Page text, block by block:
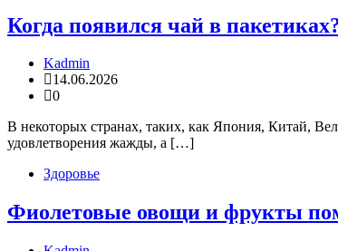
Когда появился чай в
Kadmin
14.06.2026
0
В некоторых странах, таких, как Япония, Китай,
удовлетворения жажды, а […]
Здоровье
Фиолетовые овощи и фрукты